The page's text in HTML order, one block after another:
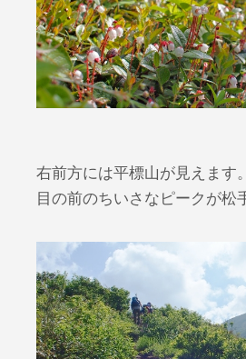
右前方には平標山が見えます。
目の前のちいさなピークが松